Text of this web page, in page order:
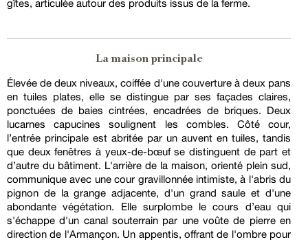
gîtes, articulée autour des produits issus de la ferme.
La maison principale
Élevée de deux niveaux, coiffée d'une couverture à deux pans
en tuiles plates, elle se distingue par ses façades claires,
ponctuées de baies cintrées, encadrées de briques. Deux
lucarnes capucines soulignent les combles. Côté cour,
l’entrée principale est abritée par un auvent en tuiles, tandis
que deux fenêtres à yeux-de-bœuf se distinguent de part et
d’autre du bâtiment. L'arrière de la maison, orienté plein sud,
communique avec une cour gravillonnée intimiste, à l'abris du
pignon de la grange adjacente, d'un grand saule et d'une
abondante végétation. Elle surplombe le cours d’eau qui
s'échappe d'un canal souterrain par une voûte de pierre en
direction de l'Armançon. Un appentis, offrant de l'ombre pour